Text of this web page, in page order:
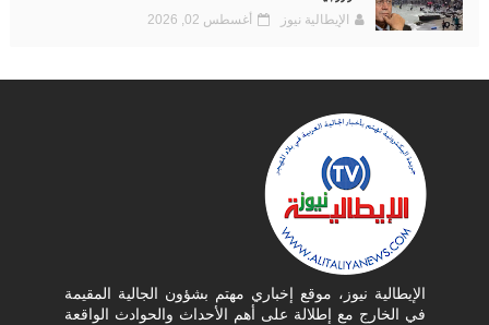
الإيطالية نيوز أغسطس 02, 2026
الإيطالية نيوز، موقع إخباري مهتم بشؤون الجالية المقيمة
في الخارج مع إطلالة على أهم الأحداث والحوادث الواقعة